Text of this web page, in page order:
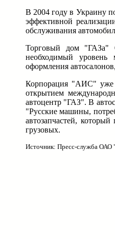
В 2004 году в Украину
эффективной
обслуживания
Торговый дом "ГАЗа"
необходимый уровень
оформления
Корпорация "АИС" уже
открытием
автоцентр "ГАЗ". В
"Русские машины,
автозапчастей,
грузовых.
Источник: Пресс-служба ОАО